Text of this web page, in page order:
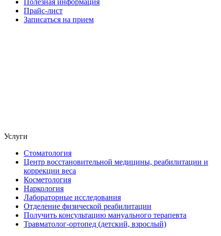
Полезная информация
Прайс-лист
Записаться на прием
Услуги
Стоматология
Центр восстановительной медицины, реабилитации и
коррекции веса
Косметология
Наркология
Лабораторные исследования
Отделение физической реабилитации
Получить консультацию мануального терапевта
Травматолог-ортопед (детский, взрослый)